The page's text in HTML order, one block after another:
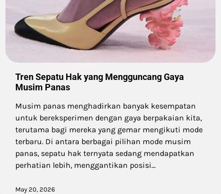
Tren Sepatu Hak yang Mengguncang Gaya
Musim Panas
Musim panas menghadirkan banyak kesempatan
untuk bereksperimen dengan gaya berpakaian kita,
terutama bagi mereka yang gemar mengikuti mode
terbaru. Di antara berbagai pilihan mode musim
panas, sepatu hak ternyata sedang mendapatkan
perhatian lebih, menggantikan posisi…
May 20, 2026